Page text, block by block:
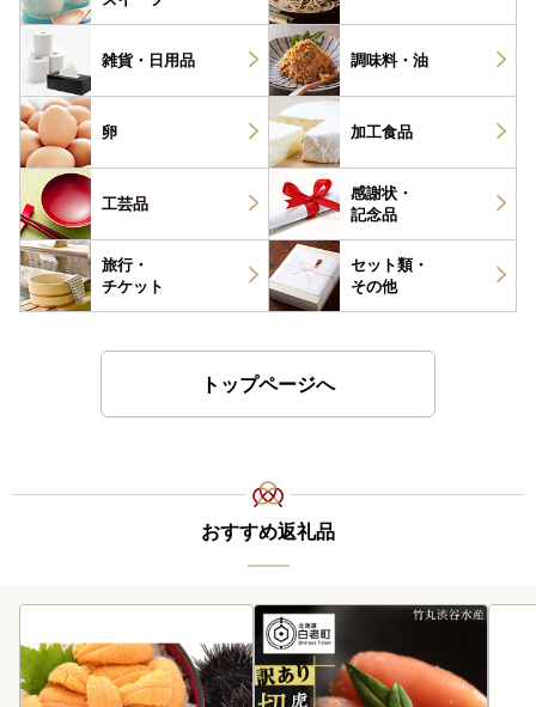
雑貨・ 日用品 調味料・ 油
卵 加工食品
工芸品
感謝状・
記念品
旅行・
チケット
セット類・
その他
トップページへ
おすすめ返礼品